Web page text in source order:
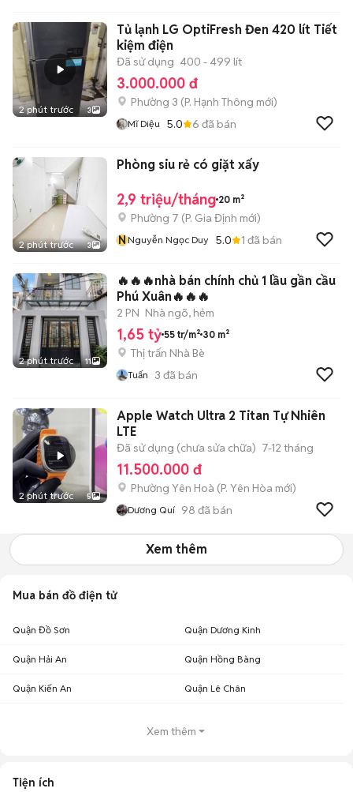
2 phút trước 3
Tủ lạnh LG OptiFresh Đen 420 lít Tiết
kiệm điện
Đã sử dụng 400 - 499 lít
3.000.000 đ
Phường 3 (P. Hạnh Thông mới)
Mĩ Diệu 5.0 6 đã bán
2 phút trước 3
Phòng siu rẻ có giặt xấy
2,9 triệu/tháng 20 m²
Phường 7 (P. Gia Định mới)
NNguyễn Ngọc Duy 5.0 1 đã bán
2 phút trước 11
🔥🔥🔥nhà bán chính chủ 1 lầu gần cầu
Phú Xuân🔥🔥🔥
2 PN Nhà ngõ, hẻm
1,65 tỷ 55 tr/m² 30 m²
Thị trấn Nhà Bè
Tuấn 3 đã bán
2 phút trước 5
Apple Watch Ultra 2 Titan Tự Nhiên
LTE
Đã sử dụng (chưa sửa chữa) 7-12 tháng
11.500.000 đ
Phường Yên Hoà (P. Yên Hòa mới)
Dương Quí 98 đã bán
Xem thêm
Mua bán đồ điện tử
Quận Đồ Sơn Quận Dương Kinh
Quận Hải An Quận Hồng Bàng
Quận Kiến An Quận Lê Chân
Xem thêm
Tiện ích